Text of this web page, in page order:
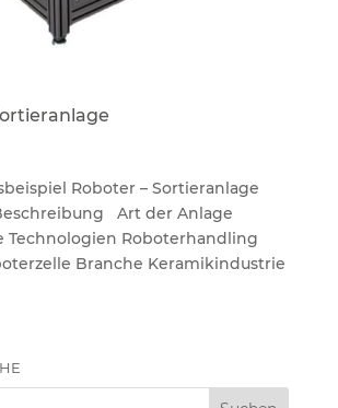
Roboter – Sortieranlage
Art der Anlage
Technologien Roboterhandling
Branche Keramikindustrie